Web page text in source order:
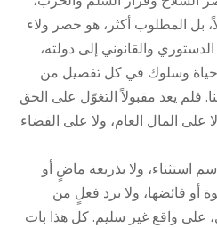
بل المطلوب أكثر، هو حصر ولاء
والقانوني إلى دولته،
حياة وسلوك في كل تفصيل من
فلم يعد مقبولاً التغوّل على الحق
على المال العام، ولا على الفضاء
استثناء، ولا بذريعة ماضٍ أو
أو فائضها، ولا برد فعلٍ من
واقع غير سليم. كل هذا بات